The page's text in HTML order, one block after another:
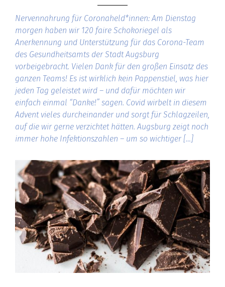
Nervennahrung für Coronaheld*innen: Am Dienstag
morgen haben wir 120 faire Schokoriegel als
Anerkennung und Unterstützung für das Corona-Team
des Gesundheitsamts der Stadt Augsburg
vorbeigebracht. Vielen Dank für den großen Einsatz des
ganzen Teams! Es ist wirklich kein Pappenstiel, was hier
jeden Tag geleistet wird – und dafür möchten wir
einfach einmal “Danke!” sagen. Covid wirbelt in diesem
Advent vieles durcheinander und sorgt für Schlagzeilen,
auf die wir gerne verzichtet hätten. Augsburg zeigt noch
immer hohe Infektionszahlen – um so wichtiger […]